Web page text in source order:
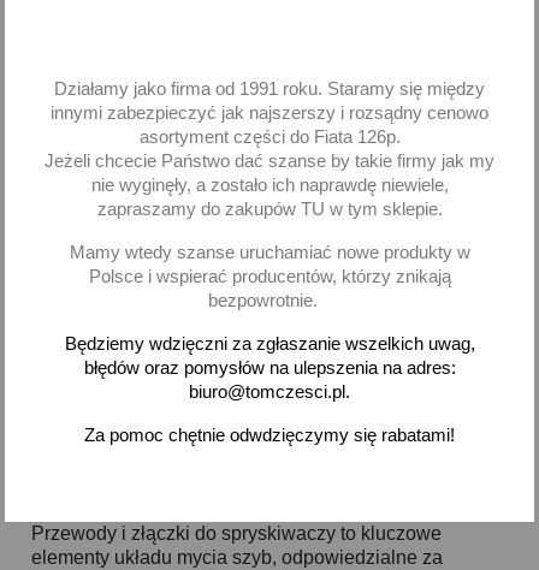
spryskiwacza Fiat
Cinquecento
5,22 zł brutto
Dodaj
- +
Przewody i złączki do spryskiwaczy to kluczowe
elementy układu mycia szyb, odpowiedzialne za
Działamy jako firma od 1991 roku. Staramy się między
innymi zabezpieczyć jak najszerszy i rozsądny cenowo
asortyment części do Fiata 126p.
Jeżeli chcecie Państwo dać szanse by takie firmy jak my
nie wyginęły, a zostało ich naprawdę niewiele,
zapraszamy do zakupów TU w tym sklepie.
Mamy wtedy szanse uruchamiać nowe produkty w
Polsce i wspierać producentów, którzy znikają
bezpowrotnie.
Będziemy wdzięczni za zgłaszanie wszelkich uwag,
błędów oraz pomysłów na ulepszenia na adres:
biuro@tomczesci.pl.
Za pomoc chętnie odwdzięczymy się rabatami!